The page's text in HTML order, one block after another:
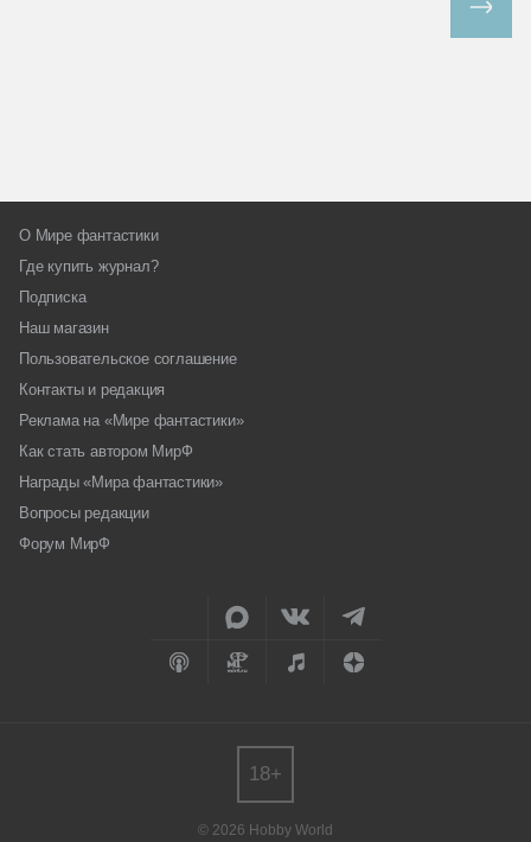
О Мире фантастики
Где купить журнал?
Подписка
Наш магазин
Пользовательское соглашение
Контакты и редакция
Реклама на «Мире фантастики»
Как стать автором МирФ
Награды «Мира фантастики»
Вопросы редакции
Форум МирФ
© 2026 Hobby World
18+